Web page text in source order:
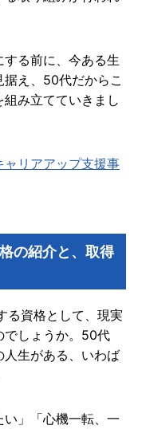
る前に、今ある生
え、50代だからこ
み立てていきまし
ャリアアップ支援事
の紹介と、取得
る資格として、現実
でしょうか。50代
生がある、いわば
い」「心機一転、一